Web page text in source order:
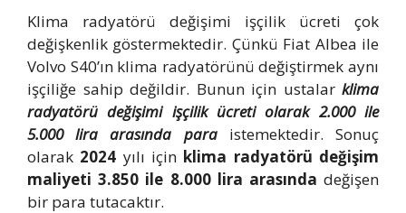
Klima radyatörü değişimi işçilik ücreti çok
değişkenlik göstermektedir. Çünkü Fiat Albea ile
Volvo S40’ın klima radyatörünü değiştirmek aynı
işçiliğe sahip değildir. Bunun için ustalar klima
radyatörü değişimi işçilik ücreti olarak 2.000 ile
5.000 lira arasında paraistemektedir. Sonuç
olarak 2024 yılı için klima radyatörü değişim
maliyeti 3.850 ile 8.000 lira arasında değişen
bir para tutacaktır.